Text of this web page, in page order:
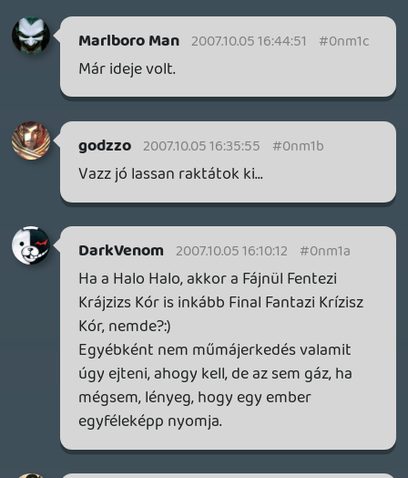
Ghz 2007.10.05 14:34:56
Ghz
stevefarcry
2007.10.05 14:32:19
stevefarcry
Antaru! Gondolom a crisis core japán
verzájával nyomod. Annyira várom azt a
játékot, hogy szavakba nem tudom
összefoglalót róla?
2007.10.05 14:24:15#0nm12
Tényleg bocsi, Sunny természetesen. Csak
másnapos vagyok nagyon.
Oldern 2007.10.05 14:21:15
Oldern